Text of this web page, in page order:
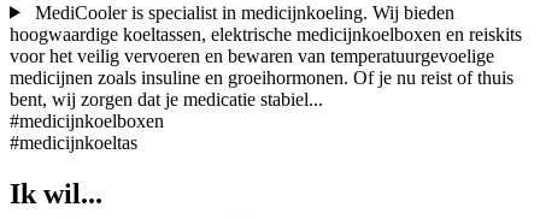
MediCooler is specialist in medicijnkoeling. Wij bieden
hoogwaardige koeltassen, elektrische medicijnkoelboxen en reiskits
voor het veilig vervoeren en bewaren van temperatuurgevoelige
medicijnen zoals insuline en groeihormonen. Of je nu reist of thuis
bent, wij zorgen dat je medicatie stabiel...
#medicijnkoelboxen
#medicijnkoeltas
Ik wil...